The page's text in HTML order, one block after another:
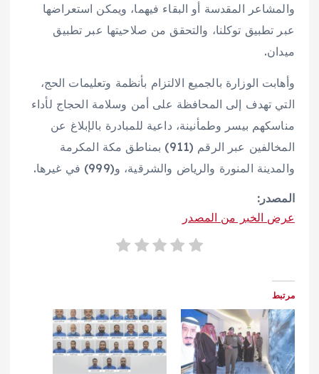
والمشاعر المقدسة أو البقاء فيهما، ويمكن استعراضها
عبر تطبيق توكلنا، والتحقق من صلاحيتها عبر تطبيق
ميدان.
وأهابت الوزارة بالجميع الالتزام بأنظمة وتعليمات الحج،
التي تهدف إلى المحافظة على أمن وسلامة الحجاج لأداء
مناسكهم بيسر وطمأنينة، داعية للمبادرة بالإبلاغ عن
المخالفين عبر الرقم (911) بمناطق مكة المكرمة
والمدينة المنورة والرياض والشرقية، و(999) في غيرها.
المصدر:
عرض الخبر من المصدر
مرتبط